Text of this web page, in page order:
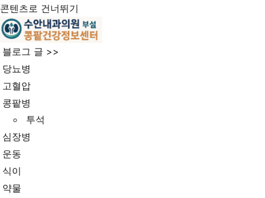
콘텐츠로 건너뛰기
블로그 글 >>
당뇨병
고혈압
콩팥병
투석
심장병
운동
식이
약물